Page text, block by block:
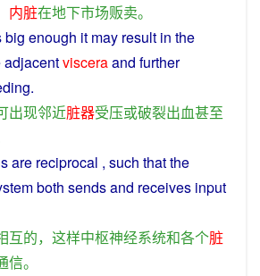
内脏在地下市场贩卖。
big enough it may result in the
adjacentvisceraand further
.
出现邻近脏器受压或破裂出血甚至
are reciprocal , such thatthe
both sendsand receives input
互的， 这样中枢神经系统和各个脏
信。